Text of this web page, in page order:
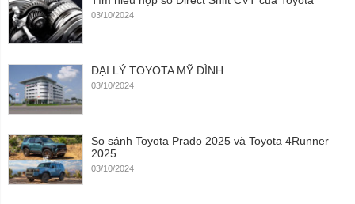
03/10/2024
ĐẠI LÝ TOYOTA MỸ ĐÌNH
03/10/2024
So sánh Toyota Prado 2025 và Toyota 4Runner
2025
03/10/2024